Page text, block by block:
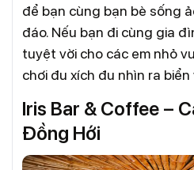
để bạn cùng bạn bè sống
đáo. Nếu bạn đi cùng gia
tuyệt vời cho các em nhỏ
chơi đu xích đu nhìn ra biển
Iris Bar & Coffee –
Đồng Hới